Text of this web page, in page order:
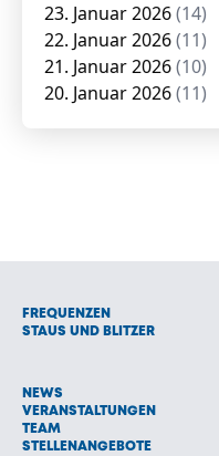
23. Januar 2026(14)
22. Januar 2026(11)
21. Januar 2026(10)
20. Januar 2026(11)
FREQUENZEN
STAUS UND BLITZER
NEWS
VERANSTALTUNGEN
TEAM
STELLENANGEBOTE